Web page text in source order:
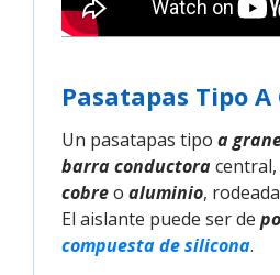
Pasatapas Tipo
Un pasatapas tipo a
barra conductora
cobreo aluminio,
El aislante puede ser de
compuesta de silicona.